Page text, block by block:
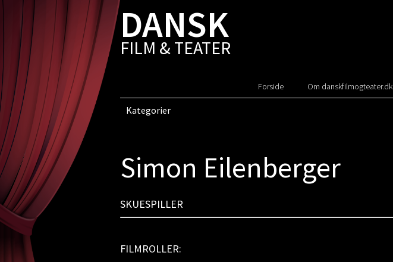
DANSK
FILM & TEATER
Forside Om danskfilmogteater.dk
Kategorier
Simon Eilenberger
SKUESPILLER
FILMROLLER: